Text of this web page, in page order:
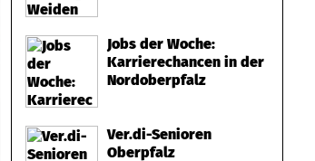
Jobs der Woche:
Karrierechancen in der
Nordoberpfalz
Ver.di-Senioren
Oberpfalz